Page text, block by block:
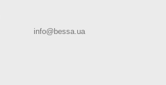
info@bessa.ua